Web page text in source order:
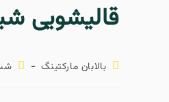
قالیشویی
بالابان مارکتینگ